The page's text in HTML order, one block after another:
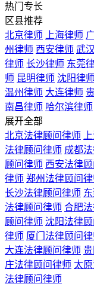
热门专长
区县推荐
北京律师
上海律师
州律师 西安律师 武
律师 长沙律师 东莞
师 昆明律师 沈阳律师
温州律师 大连律师
南昌律师 哈尔滨律师
展开全部
北京法律顾问律师
法律顾问律师 成都
顾问律师 西安法律
律师 郑州法律顾问律
长沙法律顾问律师
法律顾问律师 合肥
顾问律师 沈阳法律
律师 厦门法律顾问
大连法律顾问律师
庄法律顾问律师 太
法律顾问律师